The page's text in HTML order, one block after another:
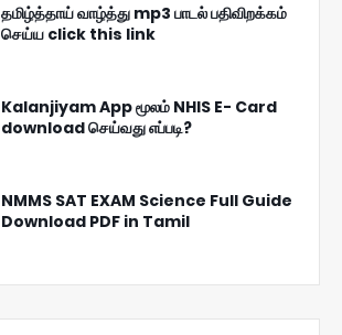
தமிழ்த்தாய் வாழ்த்து mp3 பாடல் பதிவிறக்கம்
செய்ய click this link
Kalanjiyam App மூலம் NHIS E- Card
download செய்வது எப்படி?
NMMS SAT EXAM Science Full Guide
Download PDF in Tamil